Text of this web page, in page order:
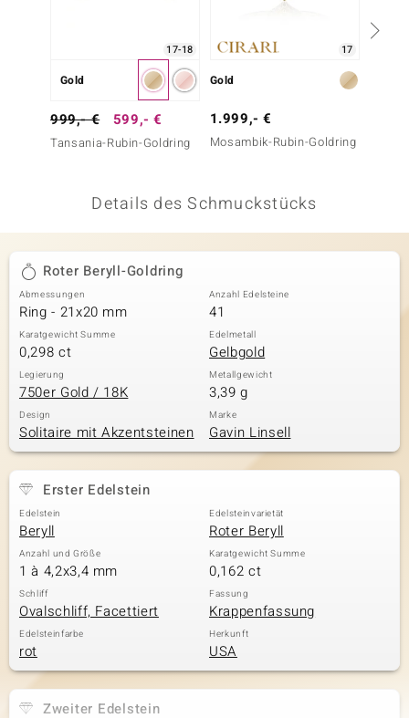
BY DE MELO
Classics
17-18
Gold
999,- € 599,- €
Tansania-Rubin-Goldring
17
Gold
1.999,- €
Mosambik-Rubin-Goldring
Details des Schmuckstücks
Roter Beryll-Goldring
Abmessungen
Ring - 21x20 mm
Anzahl Edelsteine
41
Karatgewicht Summe
0,298 ct
Edelmetall
Gelbgold
Legierung
750er Gold / 18K
Metallgewicht
3,39 g
Design
Solitaire mit Akzentsteinen
Marke
Gavin Linsell
Erster Edelstein
Edelstein
Beryll
Edelsteinvarietät
Roter Beryll
Anzahl und Größe
1 à 4,2x3,4 mm
Karatgewicht Summe
0,162 ct
Schliff
Ovalschliff, Facettiert
Fassung
Krappenfassung
Edelsteinfarbe
rot
Herkunft
USA
Zweiter Edelstein